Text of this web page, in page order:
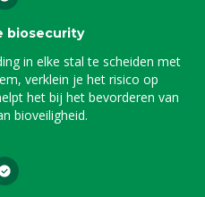
biosecurity
in elke stal te scheiden met
verklein je het risico op
het bij het bevorderen van
bioveiligheid.